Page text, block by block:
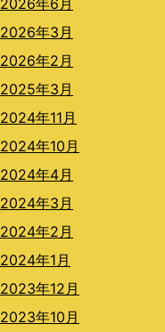
2026年6月
2026年3月
2026年2月
2025年3月
2024年11月
2024年10月
2024年4月
2024年3月
2024年2月
2024年1月
2023年12月
2023年10月